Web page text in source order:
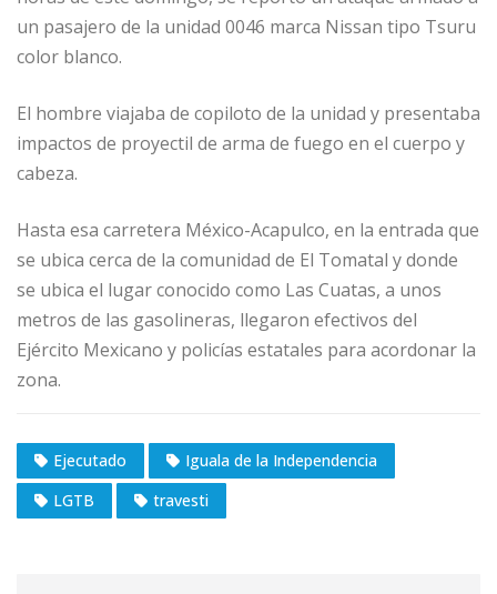
un pasajero de la unidad 0046 marca Nissan tipo Tsuru
color blanco.
El hombre viajaba de copiloto de la unidad y presentaba
impactos de proyectil de arma de fuego en el cuerpo y
cabeza.
Hasta esa carretera México-Acapulco, en la entrada que
se ubica cerca de la comunidad de El Tomatal y donde
se ubica el lugar conocido como Las Cuatas, a unos
metros de las gasolineras, llegaron efectivos del
Ejército Mexicano y policías estatales para acordonar la
zona.
Ejecutado
Iguala de la Independencia
LGTB
travesti